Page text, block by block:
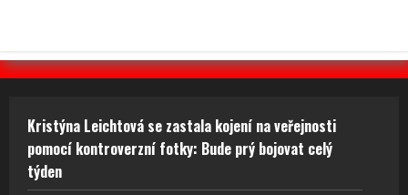
Kristýna Leichtová se zastala kojení na veřejnosti
pomocí kontroverzní fotky: Bude prý bojovat celý
týden